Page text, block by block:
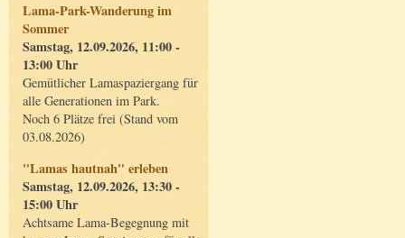
Lama-Park-Wanderung im
Sommer
Samstag, 12.09.2026, 11:00 -
13:00 Uhr
Gemütlicher Lamaspaziergang für
alle Generationen im Park.
Noch 6 Plätze frei (Stand vom
03.08.2026)
"Lamas hautnah" erleben
Samstag, 12.09.2026, 13:30 -
15:00 Uhr
Achtsame Lama-Begegnung mit